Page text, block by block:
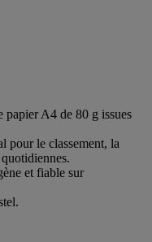
papier A4 de 80 g issues
pour le classement, la
et fiable sur